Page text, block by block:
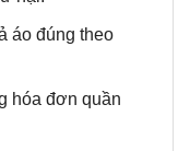
áo đúng theo
hóa đơn quần